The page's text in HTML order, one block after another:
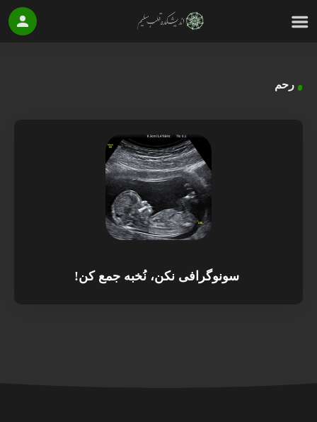
رحم
سونوگرافی نکن، نُخبه جمع کن!